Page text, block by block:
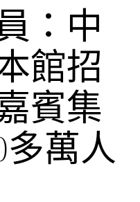
：中
館招
賓集
多萬人